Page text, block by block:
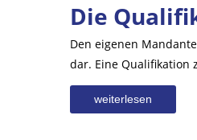
Die
Den eigenen
dar. Eine Qualifikation
weiterlesen